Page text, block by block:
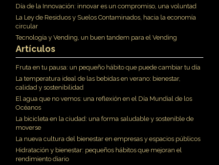
Día de la Innovación: innovar es un compromiso, una voluntad
La Ley de Residuos y Suelos Contaminados, hacia la economía
circular
Tecnología y Vending, un buen tandem para el Vending
Artículos
Fruta en tu pausa: un pequeño hábito que puede cambiar tu día
La temperatura ideal de las bebidas en verano: bienestar,
calidad y sostenibilidad
El agua que no vemos: una reflexión en el Día Mundial de los
Océanos
La bicicleta en la ciudad: una forma saludable y sostenible de
moverse
La nueva cultura del bienestar en empresas y espacios públicos
Hidratación y bienestar: pequeños hábitos que mejoran el
rendimiento diario